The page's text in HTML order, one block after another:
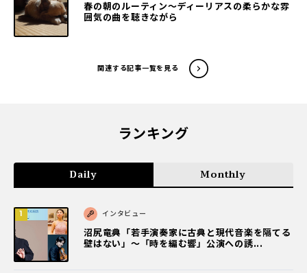
春の朝のルーティン〜ディーリアスの柔らかな雰
囲気の曲を聴きながら
関連する記事一覧を見る
ランキング
Daily Monthly
インタビュー
沼尻竜典「若手演奏家に古典と現代音楽を隔てる
壁はない」～「時を編む響」公演への誘...